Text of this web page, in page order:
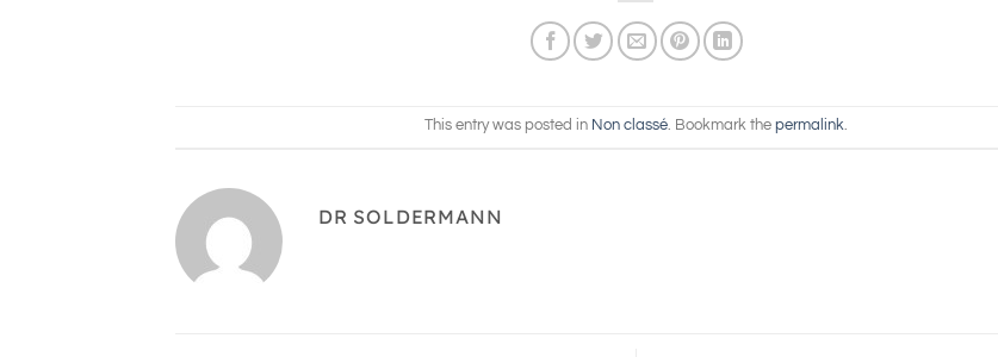
This entry was posted in Non classé. Bookmark the permalink.
DR SOLDERMANN